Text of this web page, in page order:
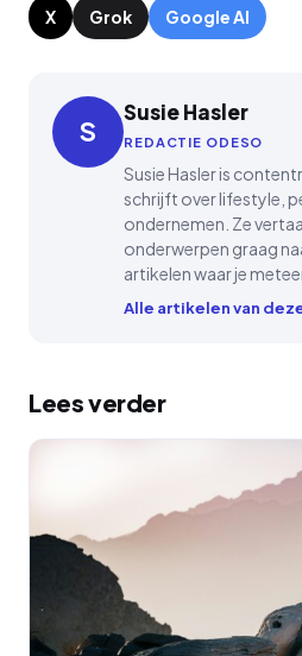
X Grok Google AI
S
Susie Hasler
REDACTIE ODESO
Susie Hasler is
schrijft over lifestyle,
ondernemen. Ze
onderwerpen graag
artikelen waar je
Alle artikelen van
Lees verder